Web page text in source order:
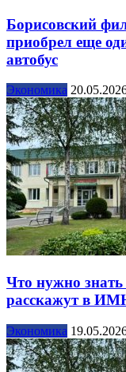
Борисовский
приобрел еще
автобус
Экономика
Что нужно
расскажут в
Экономика